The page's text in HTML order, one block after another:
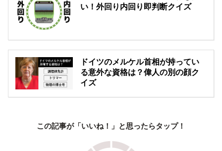
い！外回り内回り即判断クイズ
ドイツのメルケル首相が持ってい
る意外な資格は？偉人の別の顔ク
イズ
この記事が「いいね！」と思ったらタップ！